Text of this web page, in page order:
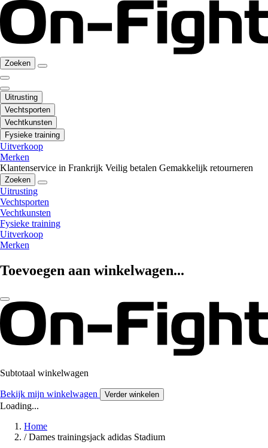
Zoeken
Uitrusting
Vechtsporten
Vechtkunsten
Fysieke training
Uitverkoop
Merken
Klantenservice in Frankrijk Veilig betalen Gemakkelijk retourneren
Zoeken
Uitrusting
Vechtsporten
Vechtkunsten
Fysieke training
Uitverkoop
Merken
Toevoegen aan winkelwagen...
Subtotaal winkelwagen
Bekijk mijn winkelwagen Verder winkelen
Loading...
Home
/ Dames trainingsjack adidas Stadium